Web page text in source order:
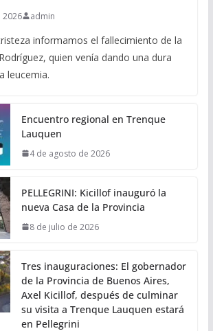
2026 admin
informamos el fallecimiento de la
quien venía dando una dura
leucemia.
Encuentro regional en Trenque
Lauquen
4 de agosto de 2026
PELLEGRINI: Kicillof inauguró la
nueva Casa de la Provincia
8 de julio de 2026
Tres inauguraciones: El gobernador
de la Provincia de Buenos Aires,
Axel Kicillof, después de culminar
su visita a Trenque Lauquen estará
en Pellegrini